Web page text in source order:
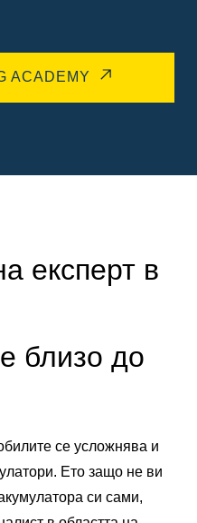
ACADEMY
експерт в
близо до
се усложнява и
Ето защо не ви
си сами,